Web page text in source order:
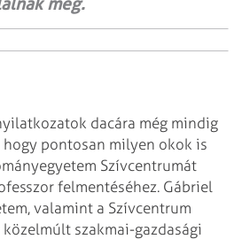
dacára még mindig
hogy pontosan milyen okok is
Szívcentrumát
felmentéséhez. Gábriel
valamint a Szívcentrum
szakmai-gazdasági